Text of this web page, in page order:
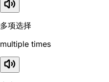
多项选择
multiple times